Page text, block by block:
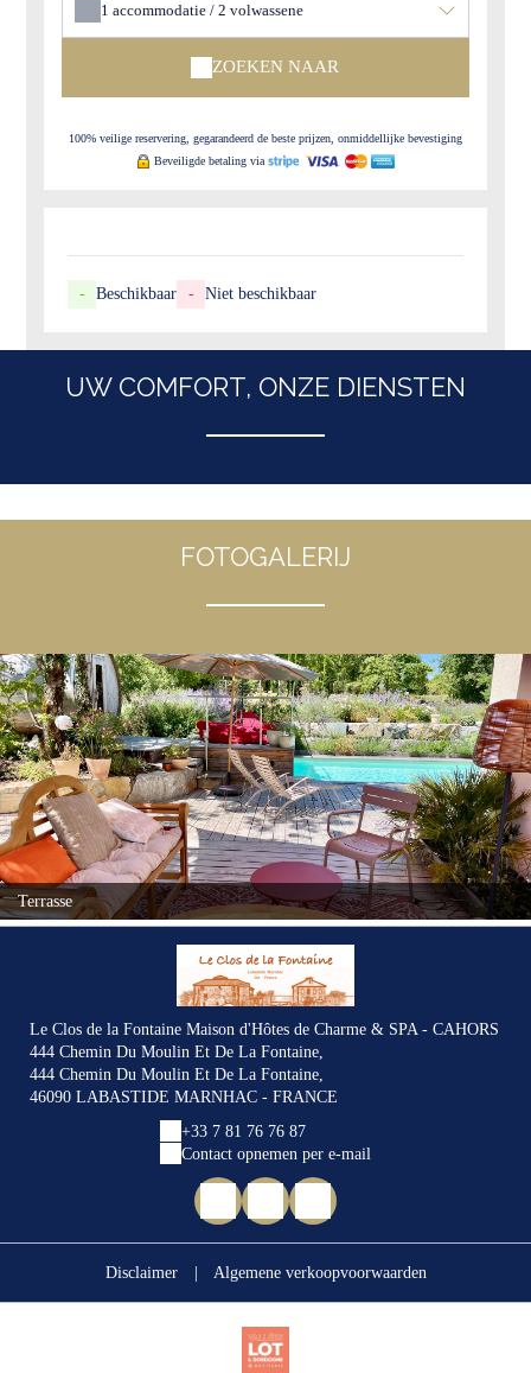
1accommodatie /2volwassene
ZOEKEN NAAR
100% veilige reservering, gegarandeerd de beste prijzen, onmiddellijke bevestiging
Beveiligde betaling via
- Beschikbaar - Niet beschikbaar
UW COMFORT, ONZE DIENSTEN
FOTOGALERIJ
Terrasse
Le Clos de la Fontaine Maison d'Hôtes de Charme & SPA - CAHORS
444 Chemin Du Moulin Et De La Fontaine,
444 Chemin Du Moulin Et De La Fontaine,
46090 LABASTIDE MARNHAC - FRANCE
+33 7 81 76 76 87
Contact opnemen per e-mail
Disclaimer | Algemene verkoopvoorwaarden